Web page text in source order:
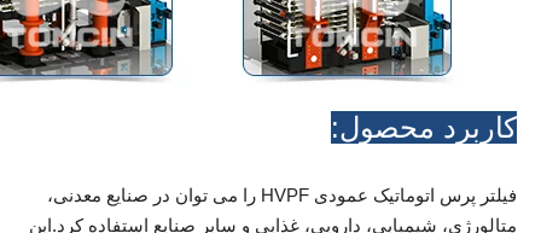
کاربرد محصول:
فیلتر پرس اتوماتیک عمودی HVPF را می توان در صنایع معدنی،
متالورژی، شیمیایی، دارویی، غذایی و سایر صنایع استفاده کرد.این